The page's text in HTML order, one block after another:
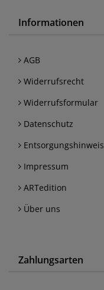
Informationen
AGB
Widerrufsrecht
Widerrufsformular
Datenschutz
Entsorgungshinweis
Impressum
ARTedition
Über uns
Zahlungsarten